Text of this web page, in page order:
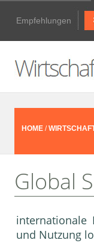
Empfehlungen
HOME /
Global
internationale
und Nutzung